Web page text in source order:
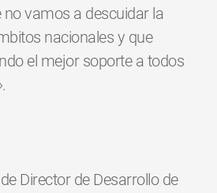
vamos a descuidar la
nacionales y que
el mejor soporte a todos
Director de Desarrollo de